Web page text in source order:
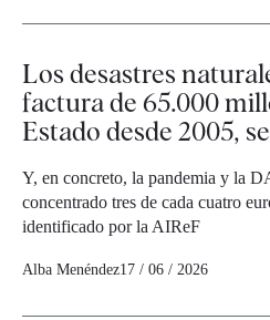
Los desastres
factura de 65.000
Estado desde 2005,
Y, en concreto, la pandemia y la
concentrado tres de cada cuatro
identificado por la AIReF
Alba Menéndez17 / 06 / 2026